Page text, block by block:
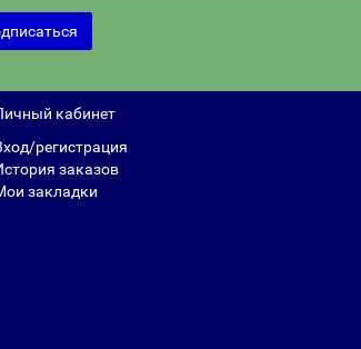
кабинет
регистрация
заказов
закладки